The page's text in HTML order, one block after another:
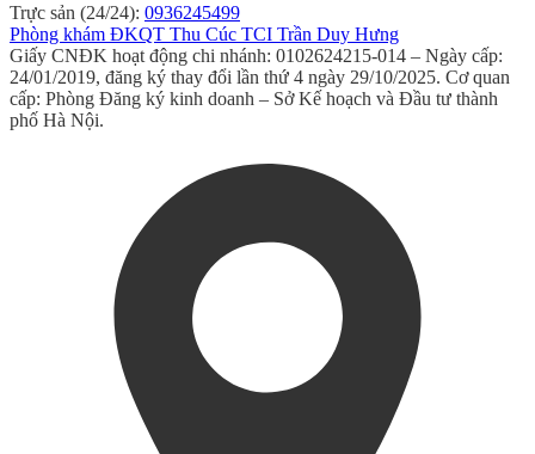
Trực sản (24/24): 0936245499
Phòng khám ĐKQT Thu Cúc TCI Trần Duy Hưng
Giấy CNĐK hoạt động chi nhánh: 0102624215-014 – Ngày cấp:
24/01/2019, đăng ký thay đổi lần thứ 4 ngày 29/10/2025. Cơ quan
cấp: Phòng Đăng ký kinh doanh – Sở Kế hoạch và Đầu tư thành
phố Hà Nội.